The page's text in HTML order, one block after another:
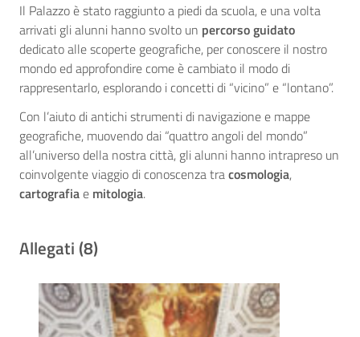
Il Palazzo è stato raggiunto a piedi da scuola, e una volta
arrivati gli alunni hanno svolto un percorsoguidato
dedicato alle scoperte geografiche, per conoscere il nostro
mondo ed approfondire come è cambiato il modo di
rappresentarlo, esplorando i concetti di “vicino” e “lontano”.
Con l’aiuto di antichi strumenti di navigazione e mappe
geografiche, muovendo dai “quattro angoli del mondo”
all’universo della nostra città, gli alunni hanno intrapreso un
coinvolgente viaggio di conoscenza tracosmologia,
cartografiae mitologia.
Allegati (8)